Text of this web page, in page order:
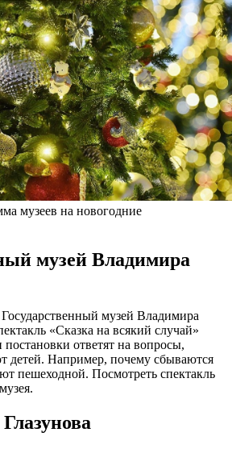
музеев на новогодние
музей Владимира
музей Владимира
«Сказка на всякий случай»
ответят на вопросы,
детей. Например, почему сбываются
пешеходной. Посмотреть спектакль